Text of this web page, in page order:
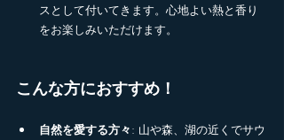
スとして付いてきます。心地よい熱と香り
をお楽しみいただけます。
こんな方におすすめ！
自然を愛する方々: 山や森、湖の近くでサウ